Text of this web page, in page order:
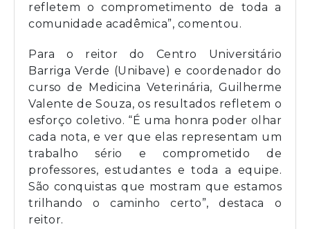
refletem o comprometimento de toda a
comunidade acadêmica”, comentou.
Para o reitor do Centro Universitário
Barriga Verde (Unibave) e coordenador do
curso de Medicina Veterinária, Guilherme
Valente de Souza, os resultados refletem o
esforço coletivo. “É uma honra poder olhar
cada nota, e ver que elas representam um
trabalho sério e comprometido de
professores, estudantes e toda a equipe.
São conquistas que mostram que estamos
trilhando o caminho certo”, destaca o
reitor.